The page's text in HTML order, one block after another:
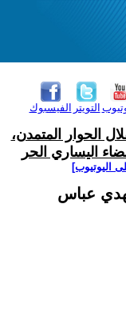
الفيسبوك التويتر
الحوار المتمدن،
اليساري الحر
اليوتيوب]
عباس